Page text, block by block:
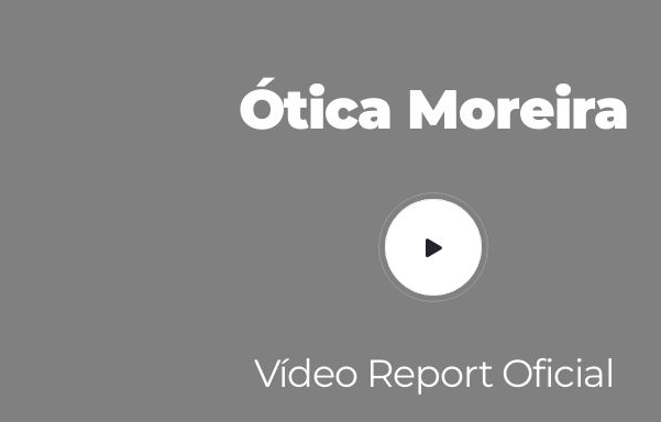
Ótica Moreira
Vídeo Report Oficial